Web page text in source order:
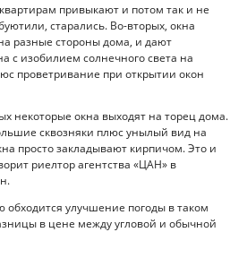
привыкают и потом так и не
старались. Во-вторых, окна
разные стороны дома, и дают
с изобилием солнечного света на
проветривание при открытии окон
некоторые окна выходят на торец дома.
сквозняки плюс унылый вид на
просто закладывают кирпичом. Это и
риелтор агентства «ЦАН» в
обходится улучшение погоды в таком
в цене между угловой и обычной